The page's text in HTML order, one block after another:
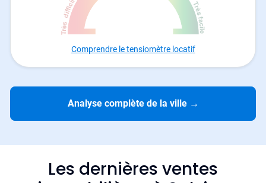
Comprendre le tensiomètre locatif
Analyse complète de la ville →
Les dernières ventes